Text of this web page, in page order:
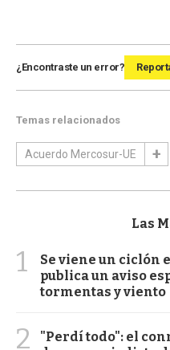
¿Encontraste un error?
Temas relacionados
Acuerdo Mercosur-UE
Las
1
Se viene un
publica un aviso
tormentas y viento
2
"Perdí todo": el